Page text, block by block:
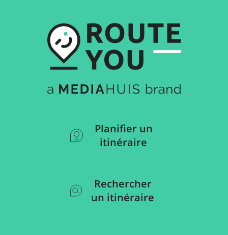
Planifier un
itinéraire
Rechercher
un itinéraire